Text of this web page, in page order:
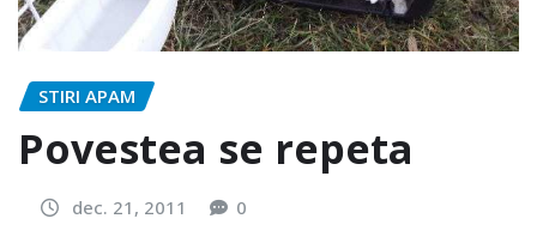
STIRI APAM
Povestea se repeta
dec. 21, 2011 0